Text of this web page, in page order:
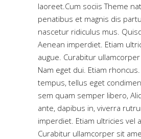
laoreet.Cum sociis Theme
penatibus et magnis dis
nascetur ridiculus mus.
Aenean imperdiet. Etiam
augue. Curabitur
Nam eget dui. Etiam
tempus, tellus eget
sem quam semper libero,
ante, dapibus in, viverra
imperdiet. Etiam ultricies vel
Curabitur ullamcorper sit